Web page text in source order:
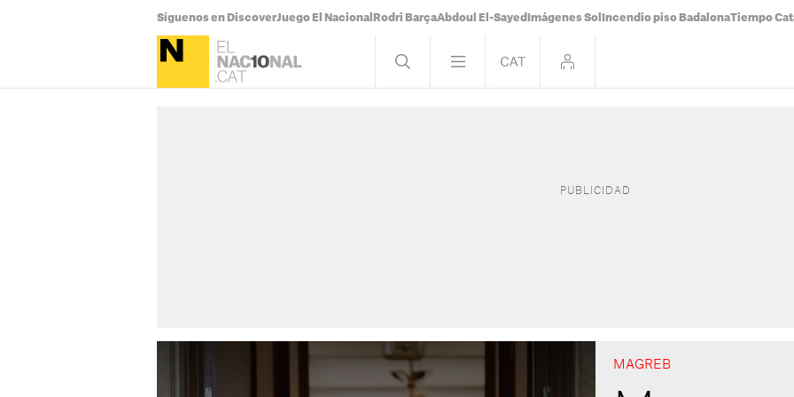
Síguenos en DiscoverJuego El Nacional Rodri BarçaAbdoul El-Sayed Imágenes Sol Incendio piso BadalonaTiempo
MAGREB